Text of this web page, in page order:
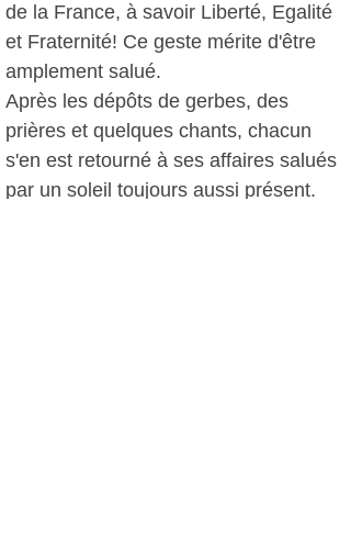
de la France, à savoir Liberté, Egalité
et Fraternité! Ce geste mérite d'être
amplement salué.
Après les dépôts de gerbes, des
prières et quelques chants, chacun
s'en est retourné à ses affaires salués
par un soleil toujours aussi présent.